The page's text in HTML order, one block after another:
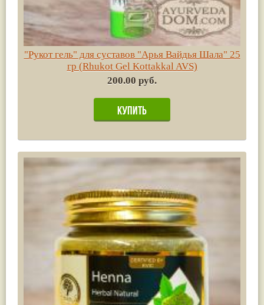
"Рукот гель" для суставов "Арья Вайдья Шала" 25
гр (Rhukot Gel Kottakkal AVS)
200.00 руб.